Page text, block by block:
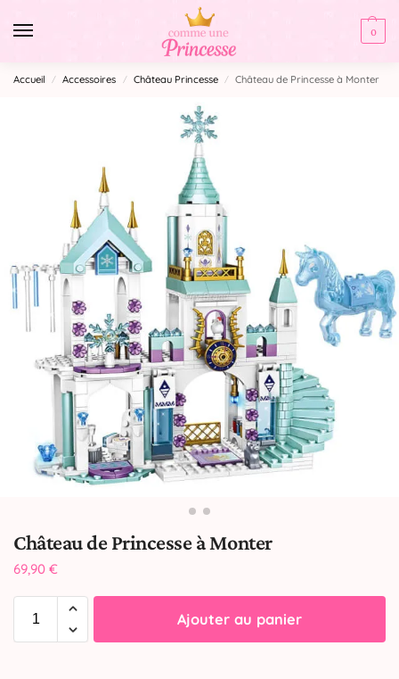
0
Accueil / Accessoires / Château Princesse / Château de Princesse à Monter
Château de Princesse à Monter
69,90 €
Ajouter au panier